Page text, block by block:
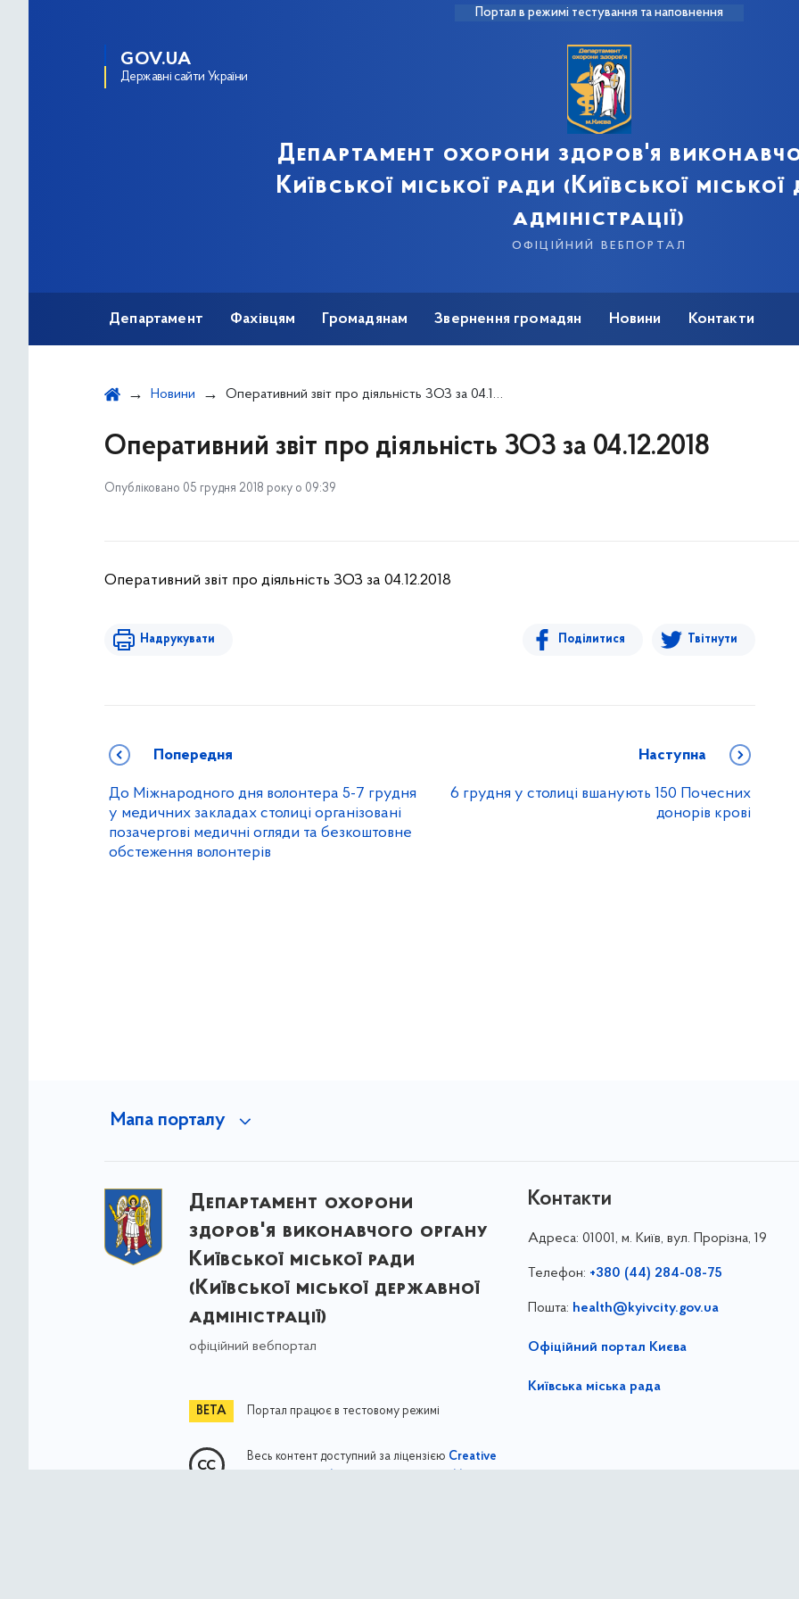
Портал в режимі тестування та наповнення
GOV.UA
Державні сайти України
Департамент охорони здоров'я
Київської міської ради (Київської
адміністрації)
офіційний вебпортал
Департамент Фахівцям Громадянам Звернення громадян Новини Контакти
Новини Оперативний звіт про діяльність ЗОЗ за 04.12.2018
Оперативний звіт про діяльність ЗОЗ за 04.12.2018
Опубліковано 05 грудня 2018 року о 09:39
Оперативний звіт про діяльність ЗОЗ за 04.12.2018
Надрукувати Поділитися Твітнути
Попередня
До Міжнародного дня волонтера 5-7 грудня
у медичних закладах столиці організовані
позачергові медичні огляди та безкоштовне
обстеження волонтерів
Наступна
6 грудня у столиці вшанують 150 Почесних
донорів крові
Мапа порталу
Департамент охорони
здоров'я виконавчого органу
Київської міської ради
(Київської міської державної
адміністрації)
офіційний вебпортал
Портал працює в тестовому режимі
Весь контент доступний за ліцензією Creative
Контакти
Адреса: 01001, м. Київ, вул. Прорізна, 19
Телефон: +380 (44) 284-08-75
Пошта: health@kyivcity.gov.ua
Офіційний портал Києва
Київська міська рада